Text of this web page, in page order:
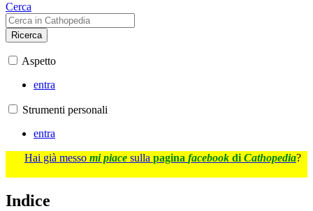
Cerca
Ricerca
Aspetto
entra
Strumenti personali
entra
Hai già messo mi piace sulla pagina facebook di Cathopedia?
Indice